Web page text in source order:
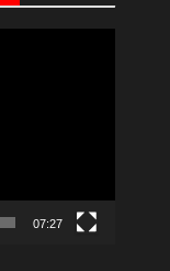
07:27